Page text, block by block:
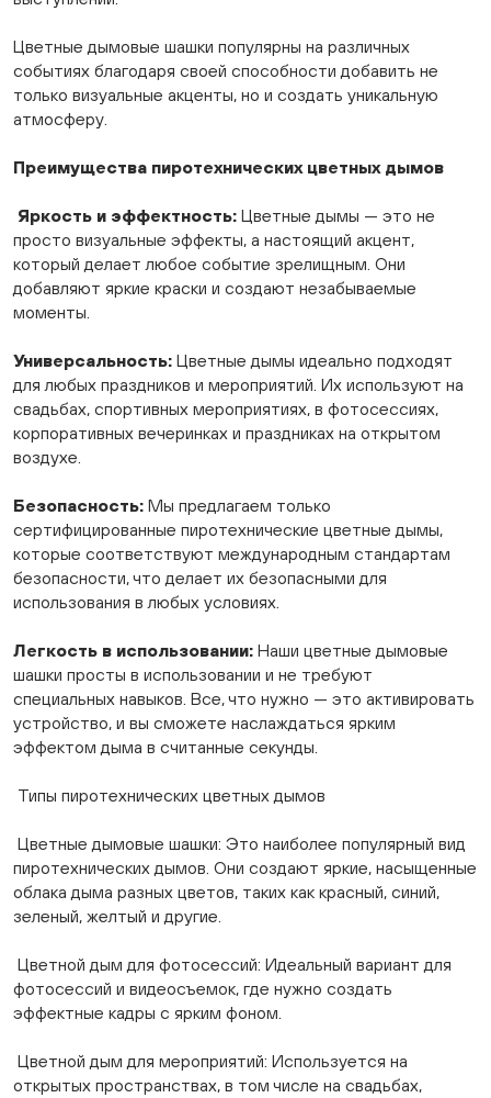
Цветные дымовые шашки популярны на различных
событиях благодаря своей способности добавить не
только визуальные акценты, но и создать уникальную
атмосферу.
Преимущества пиротехнических цветных дымов
Яркость и эффектность: Цветные дымы — это не
просто визуальные эффекты, а настоящий акцент,
который делает любое событие зрелищным. Они
добавляют яркие краски и создают незабываемые
моменты.
Универсальность: Цветные дымы идеально подходят
для любых праздников и мероприятий. Их используют на
свадьбах, спортивных мероприятиях, в фотосессиях,
корпоративных вечеринках и праздниках на открытом
воздухе.
Безопасность: Мы предлагаем только
сертифицированные пиротехнические цветные дымы,
которые соответствуют международным стандартам
безопасности, что делает их безопасными для
использования в любых условиях.
Легкость в использовании: Наши цветные дымовые
шашки просты в использовании и не требуют
специальных навыков. Все, что нужно — это активировать
устройство, и вы сможете наслаждаться ярким
эффектом дыма в считанные секунды.
Типы пиротехнических цветных дымов
Цветные дымовые шашки: Это наиболее популярный вид
пиротехнических дымов. Они создают яркие, насыщенные
облака дыма разных цветов, таких как красный, синий,
зеленый, желтый и другие.
Цветной дым для фотосессий: Идеальный вариант для
фотосессий и видеосъемок, где нужно создать
эффектные кадры с ярким фоном.
Цветной дым для мероприятий: Используется на
открытых пространствах, в том числе на свадьбах,